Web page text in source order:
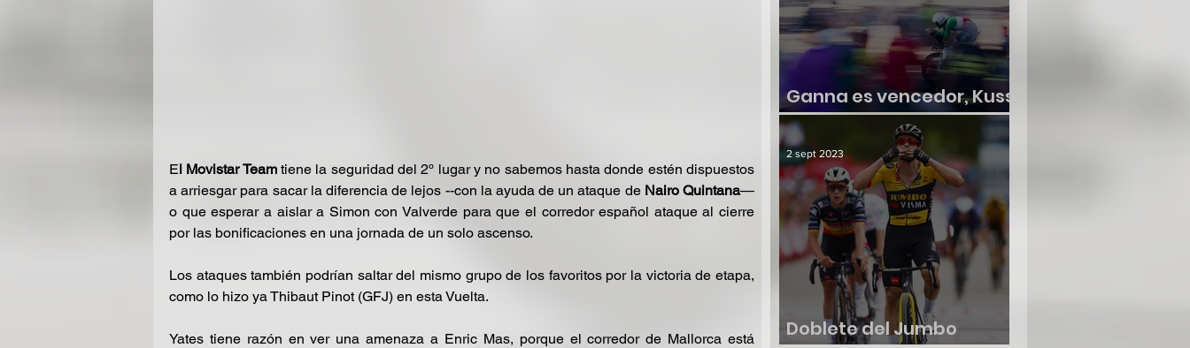
El Movistar Team tiene la seguridad del 2º lugar y no sabemos hasta donde estén dispuestos
a arriesgar para sacar la diferencia de lejos --con la ayuda de un ataque de Nairo Quintana—
o que esperar a aislar a Simon con Valverde para que el corredor español ataque al cierre
por las bonificaciones en una jornada de un solo ascenso.
Los ataques también podrían saltar del mismo grupo de los favoritos por la victoria de etapa,
como lo hizo ya Thibaut Pinot (GFJ) en esta Vuelta.
Yates tiene razón en ver una amenaza a Enric Mas, porque el corredor de Mallorca está
Ganna es vencedor, Kuss
no suelta la roja
Doblete del Jumbo
2 sept 2023